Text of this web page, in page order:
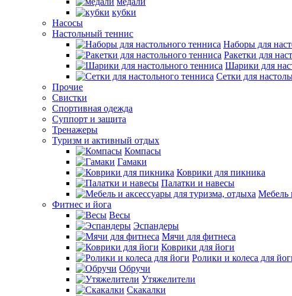
кубки
Насосы
Настольный теннис
Наборы для
Ракетки для
Шарики для
Сетки для
Прочие
Свистки
Спортивная одежда
Суппорт и защита
Тренажеры
Туризм и активный отдых
Компасы
Гамаки
Коврики для пикника
Палатки и навесы
Мебель
Фитнес и йога
Весы
Эспандеры
Мячи для фитнеса
Коврики для йоги
Ролики и колеса для
Обручи
Утяжелители
Скакалки